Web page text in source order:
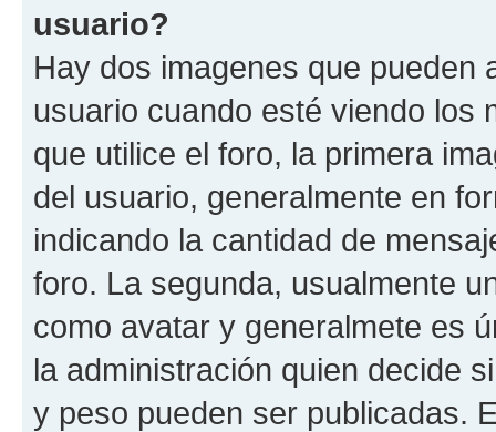
usuario?
Hay dos imagenes que pueden
usuario cuando esté viendo los
que utilice el foro, la primera
del usuario, generalmente en
indicando la cantidad de
foro. La segunda, usualmente
como avatar y generalmete es
la administración quien decide
y peso pueden ser publicadas.